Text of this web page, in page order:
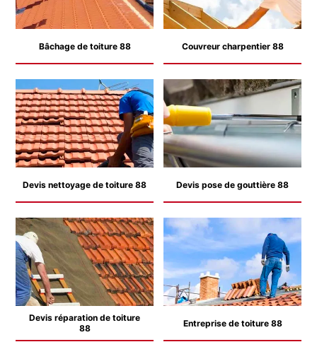
Bâchage de toiture 88 Couvreur charpentier 88
Devis nettoyage de toiture 88 Devis pose de gouttière 88
Devis réparation de toiture
88
Entreprise de toiture 88